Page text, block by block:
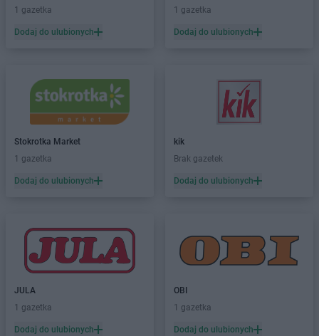
1 gazetka
Dodaj do ulubionych
1 gazetka
Dodaj do ulubionych
Stokrotka Market
1 gazetka
Dodaj do ulubionych
kik
Brak gazetek
Dodaj do ulubionych
JULA
1 gazetka
Dodaj do ulubionych
OBI
1 gazetka
Dodaj do ulubionych